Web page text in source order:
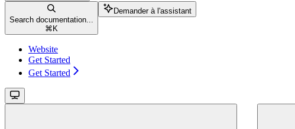
Search documentation...
⌘ K
Demander à l'assistant
Website
Get Started
Get Started